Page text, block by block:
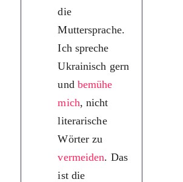
die
Muttersprache.
Ich spreche
Ukrainisch gern
und bemühe
mich, nicht
literarische
Wörter zu
vermeiden. Das
ist die